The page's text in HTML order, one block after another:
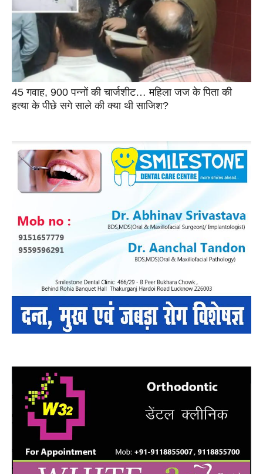
45 गवाह, 900 पन्नों की चार्जशीट… महिला जज के पिता की
हत्या के पीछे सगे साले की क्या थी साजिश?